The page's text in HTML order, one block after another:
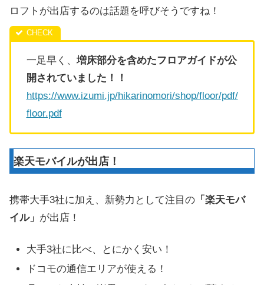
ロフトが出店するのは話題を呼びそうですね！
一足早く、 増床部分を含めたフロアガイドが公
開されていました！！
https://www.izumi.jp/hikarinomori/shop/floor/pdf/
floor.pdf
楽天モバイルが出店！
携帯大手3社に加え、新勢力として注目の 「楽天モバ
イル」 が出店！
大手3社に比べ、とにかく安い！
ドコモの通信エリアが使える！